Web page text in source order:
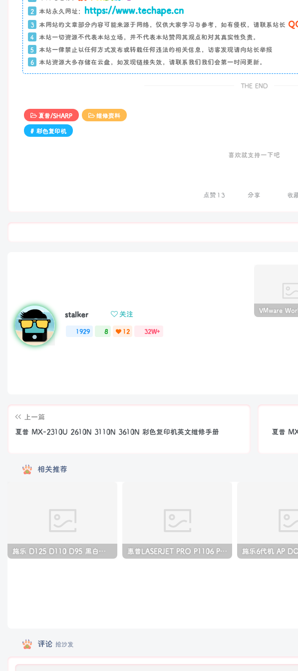
2 本站永久网址： https://www.techape.cn
3 本网站的文章部分内容可能来源于网络，仅供大家学习与参考，如有侵权，请联系站长
4
本站一切资源不代表本站立场，并不代表本站赞同其观点和对其真实性负责。
5
本站一律禁止以任何方式发布或转载任何违法的相关信息，访客发现请向站长举报
6
本站资源大多存储在云盘，如发现链接失效，请联系我们我们会第一时间更新。
THE END
夏普/SHARP
维修资料
# 彩色复印机
喜欢就支持一下吧
点赞 13 分享 收
stalker 关注
1929 8 12 32W+
上一篇
夏普 MX-2310U 2610N 3110N 3610N 彩色复印机英文维修手册
夏普
相关推荐
施乐 D125 D110 D95 黑白生产型高速复印机中文维修手册 惠普LASERJET PRO P1106 P1108 打印机中文拆机手册
评论 抢沙发